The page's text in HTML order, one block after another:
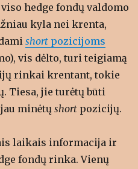
viso hedge fondų valdomo
kyla nei krenta,
shortpozicijoms
vis dėlto, turi teigiamą
rinkai krentant, tokie
Tiesa, jie turėtų būti
minėtų shortpozicijų.
laikais informacija ir
fondų rinka. Vienų